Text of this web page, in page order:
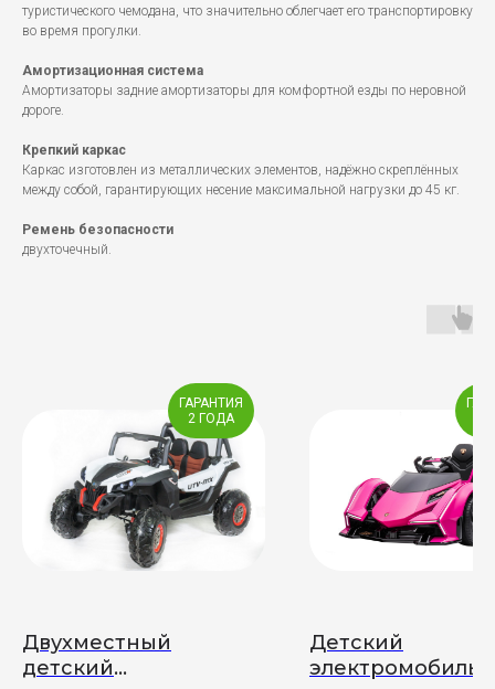
туристического чемодана, что значительно облегчает его транспортировку
во время прогулки.
Амортизационная система
Амортизаторы задние амортизаторы для комфортной езды по неровной
дороге.
Крепкий каркас
Каркас изготовлен из металлических элементов, надёжно скреплённых
между собой, гарантирующих несение максимальной нагрузки до 45 кг.
Ремень безопасности
двухточечный.
ГАРАНТИЯ
2 ГОДА
Двухместный
детский
Детский
электромобиль